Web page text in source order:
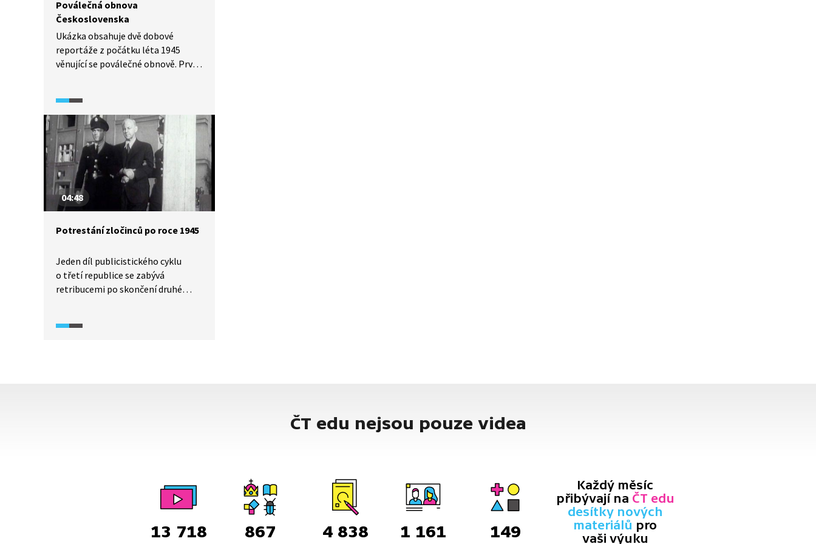
Poválečná obnova
Československa
Ukázka obsahuje dvě dobové
reportáže z počátku léta 1945
věnující se poválečné obnově. První
motykami odplevelují řepná pole.
Komentář zdůrazňuje, že jen díky
dobrovolníkům se toho roku podaří
zajistit úrodu. Druhá navazující
reportáž informuje o brigádě práce
Svazu české mládeže, která odklízí
trosky a podílí se na obnově
poválečné Prahy. Zdroj: Národní
04:48
Potrestání zločinců po roce 1945
Jeden díl publicistického cyklu
o třetí republice se zabývá
retribucemi po skončení druhé
kdy byl na prostoru před soudem
ČT edu nejsou pouze videa
13 718 867 4 838 1 161 149
Každý měsíc
přibývají na ČT edu
desítky nových
materiálů pro
vaši výuku